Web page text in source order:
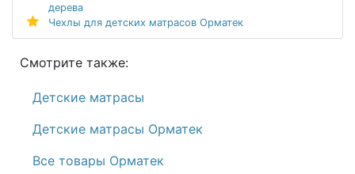
дерева
Чехлы для детских матрасов Орматек
Смотрите также:
Детские матрасы
Детские матрасы Орматек
Все товары Орматек